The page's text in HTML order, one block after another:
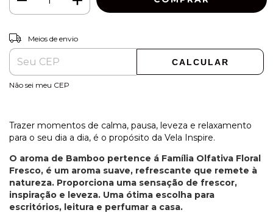
Entregas para o CEP:
Meios de envio
CALCULAR
Não sei meu CEP
Trazer momentos de calma, pausa, leveza e relaxamento
para o seu dia a dia, é o propósito da Vela Inspire.
O aroma de Bamboo pertence á Família Olfativa Floral
Fresco, é um aroma suave, refrescante que remete à
natureza. Proporciona uma sensação de frescor,
inspiração e leveza. Uma ótima escolha para
escritórios, leitura e perfumar a casa.